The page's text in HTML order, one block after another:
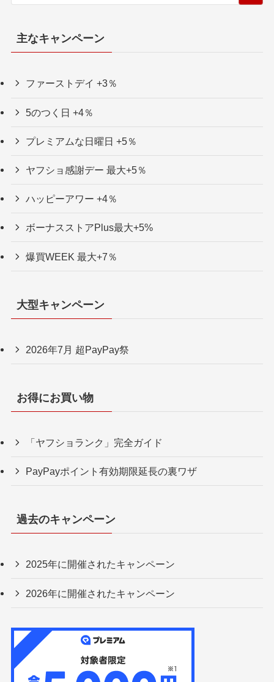
主なキャンペーン
ファーストデイ +3％
5のつく日 +4％
プレミアムな日曜日 +5％
ヤフショ感謝デー 最大+5％
ハッピーアワー +4％
ボーナスストアPlus最大+5%
爆買WEEK 最大+7％
大型キャンペーン
2026年7月 超PayPay祭
お得にお買い物
「ヤフショランク」完全ガイド
PayPayポイント有効期限延長の裏ワザ
過去のキャンペーン
2025年に開催されたキャンペーン
2026年に開催されたキャンペーン